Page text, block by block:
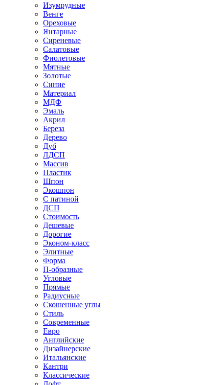
Изумрудные
Венге
Ореховые
Янтарные
Сиреневые
Салатовые
Фиолетовые
Мятные
Золотые
Синие
Материал
МДФ
Эмаль
Акрил
Береза
Дерево
Дуб
ЛДСП
Массив
Пластик
Шпон
Экошпон
С патиной
ДСП
Стоимость
Дешевые
Дорогие
Эконом-класс
Элитные
Форма
П-образные
Угловые
Прямые
Радиусные
Скошенные углы
Стиль
Современные
Евро
Английские
Дизайнерские
Итальянские
Кантри
Классические